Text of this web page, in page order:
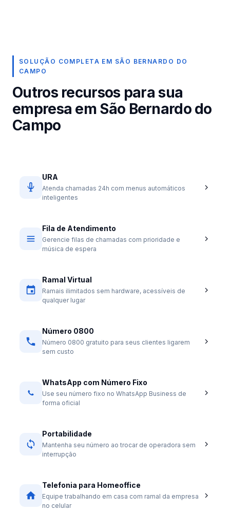
SOLUÇÃO COMPLETA EM SÃO BERNARDO DO
CAMPO
Outros recursos para sua
empresa em São Bernardo do
Campo
URA
Atenda chamadas 24h com menus automáticos
inteligentes
Fila de Atendimento
Gerencie filas de chamadas com prioridade e
música de espera
Ramal Virtual
Ramais ilimitados sem hardware, acessíveis de
qualquer lugar
Número 0800
Número 0800 gratuito para seus clientes ligarem
sem custo
WhatsApp com Número Fixo
Use seu número fixo no WhatsApp Business de
forma oficial
Portabilidade
Mantenha seu número ao trocar de operadora sem
interrupção
Telefonia para Homeoffice
Equipe trabalhando em casa com ramal da empresa
no celular